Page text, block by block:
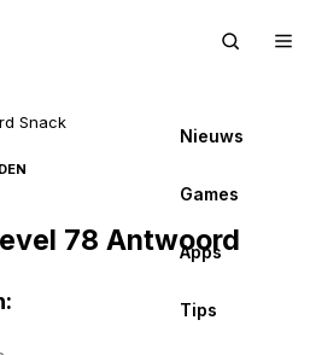
Nieuws
Games
Apps
Tips
Snack
78 Antwoord